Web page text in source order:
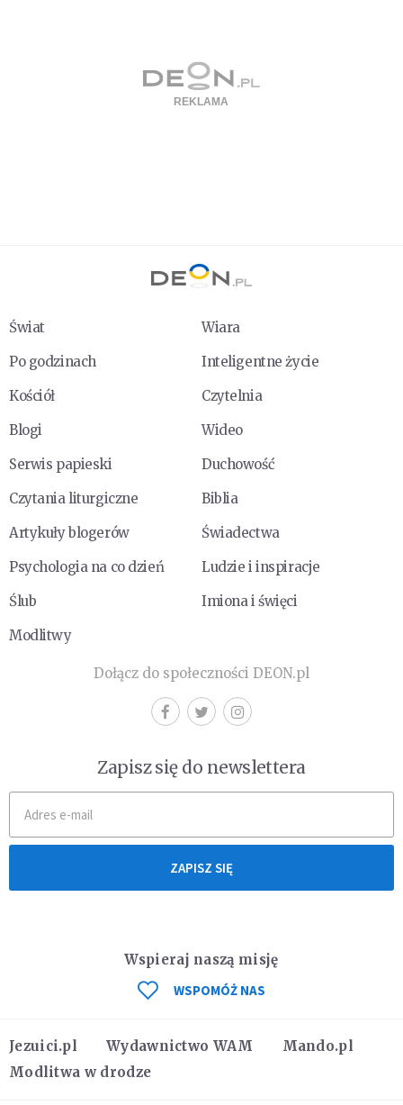
Świat
Wiara
Po godzinach
Inteligentne życie
Kościół
Czytelnia
Blogi
Wideo
Serwis papieski
Duchowość
Czytania liturgiczne
Biblia
Artykuły blogerów
Świadectwa
Psychologia na co dzień
Ludzie i inspiracje
Ślub
Imiona i święci
Modlitwy
Dołącz do społeczności DEON.pl
Zapisz się do newslettera
ZAPISZ SIĘ
Jezuici.pl Wydawnictwo WAM
Mando.pl
Modlitwa w drodze
Wspieraj naszą misję
WSPOMÓŻ NAS